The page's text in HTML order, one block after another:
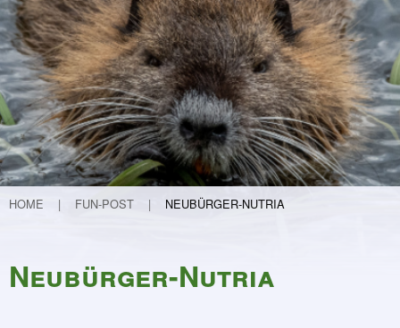
Urwald Hondelage
Togo - ein Projekt in Afrika
GAK-Projekte
Nistkästen
Teichvertiefung
Weitere Projekte
Lebendige Schunter
Etablierung eines Nationalparks in Guinea
30 Jahre FUN
HOME FUN-POST NEUBÜRGER-NUTRIA
Neubürger-Nutria